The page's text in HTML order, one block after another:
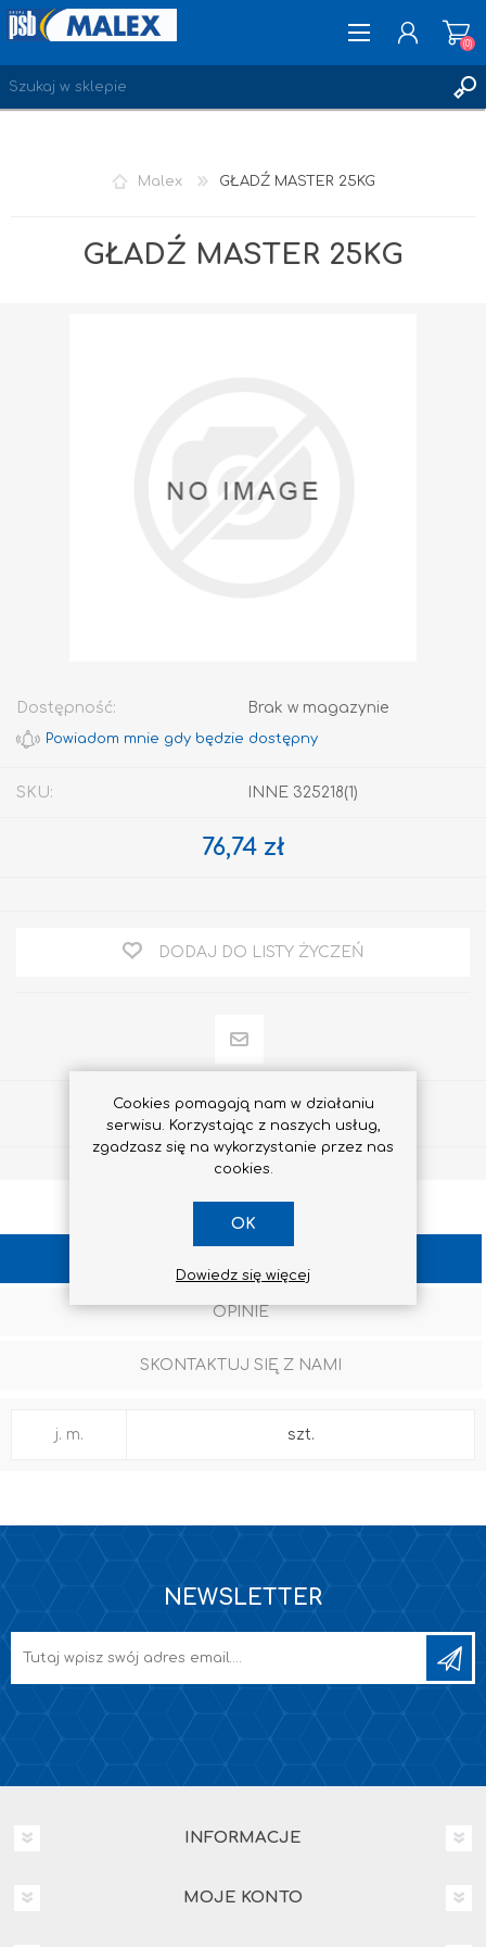
ZAREJESTRUJ SIĘ
(0)
Malex GŁADŹ MASTER 25KG
GŁADŹ MASTER 25KG
Dostępność: Brak w magazynie
SKU: INNE 325218(1)
76,74 zł
DODAJ DO LISTY ŻYCZEŃ
Udostępnij
OPINIE
SKONTAKTUJ SIĘ Z NAMI
j. m. szt.
NEWSLETTER
INFORMACJE
MOJE KONTO
Cookies pomagają nam w działaniu
serwisu. Korzystając z naszych usług,
zgadzasz się na wykorzystanie przez nas
cookies.
OK
Dowiedz się więcej